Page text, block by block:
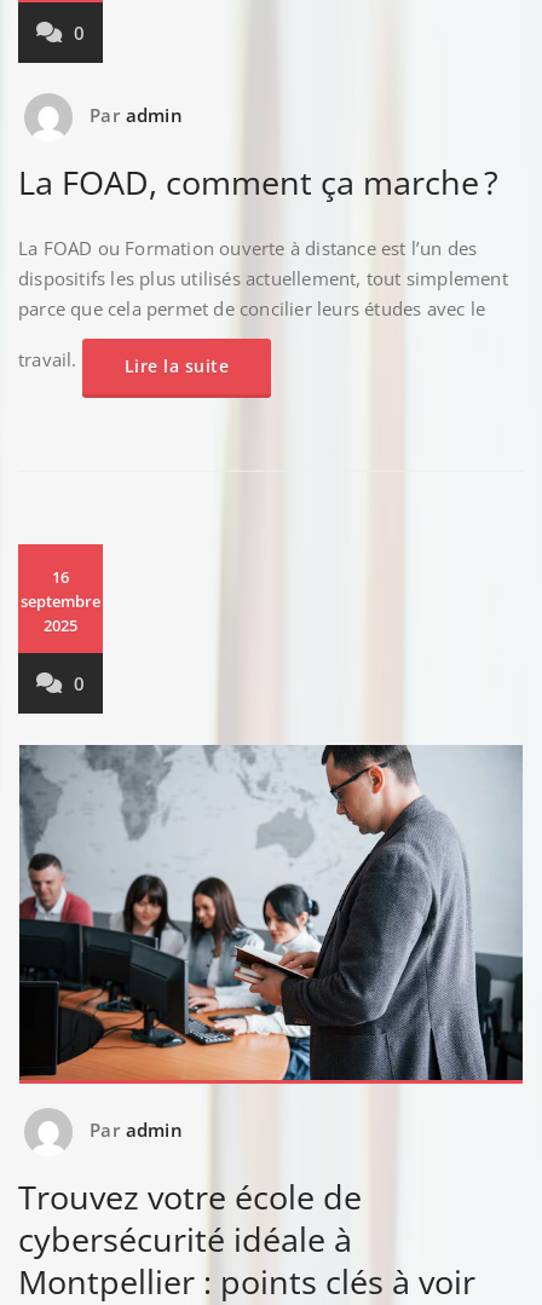
0
Par admin
La FOAD, comment ça marche ?
La FOAD ou Formation ouverte à distance est l’un des
dispositifs les plus utilisés actuellement, tout simplement
parce que cela permet de concilier leurs études avec le
travail. Lire la suite
16
septembre
2025
0
Par admin
Trouvez votre école de
cybersécurité idéale à
Montpellier : points clés à voir